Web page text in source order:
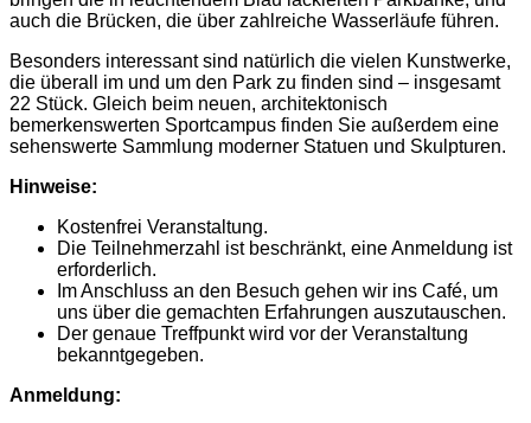
auch die Brücken, die über zahlreiche Wasserläufe führen.
Besonders interessant sind natürlich die vielen Kunstwerke,
die überall im und um den Park zu finden sind – insgesamt
22 Stück. Gleich beim neuen, architektonisch
bemerkenswerten Sportcampus finden Sie außerdem eine
sehenswerte Sammlung moderner Statuen und Skulpturen.
Hinweise:
Kostenfrei Veranstaltung.
Die Teilnehmerzahl ist beschränkt, eine Anmeldung ist
erforderlich.
Im Anschluss an den Besuch gehen wir ins Café, um
uns über die gemachten Erfahrungen auszutauschen.
Der genaue Treffpunkt wird vor der Veranstaltung
bekanntgegeben.
Anmeldung: